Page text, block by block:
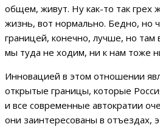
общем, живут. Ну как-то так грех
жизнь, вот нормально. Бедно, но
границей, конечно, лучше, но там
мы туда не ходим, ни к нам тоже
Инновацией в этом отношении
открытые границы, которые
и все современные автократии
они заинтересованы в отъездах,